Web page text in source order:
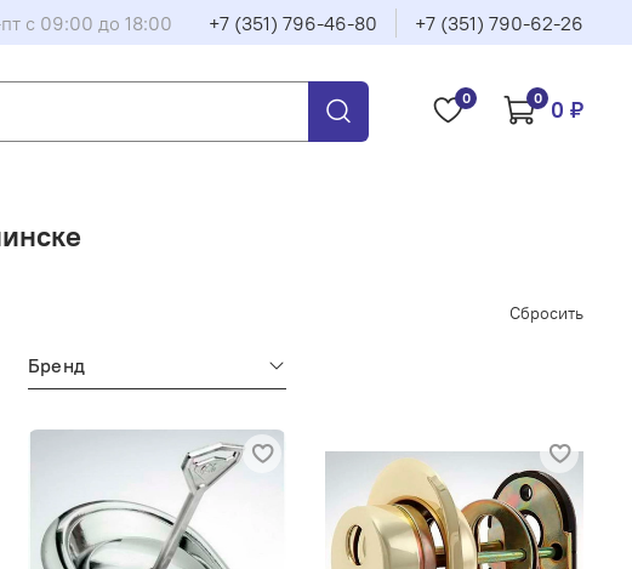
с 09:00 до 18:00 +7 (351) 796-46-80 +7 (351) 790-62-26
0 0 0 ₽
Сбросить
Бренд